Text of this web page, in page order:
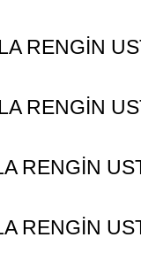
RENGİN
RENGİN
RENGİN
RENGİN